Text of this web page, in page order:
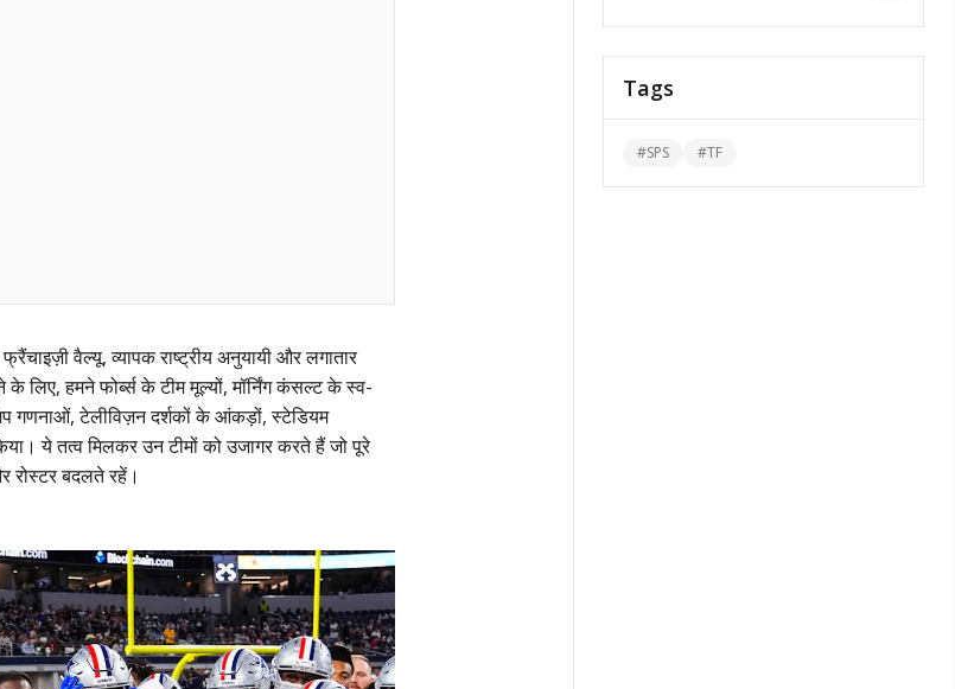
वैल्यू, व्यापक राष्ट्रीय अनुयायी और लगातार
हमने फोर्ब्स के टीम मूल्यों, मॉर्निंग कंसल्ट के स्व-
गणनाओं, टेलीविज़न दर्शकों के आंकड़ों, स्टेडियम
ये तत्व मिलकर उन टीमों को उजागर करते हैं जो पूरे
रोस्टर बदलते रहें।
Tags
#SPS #TF